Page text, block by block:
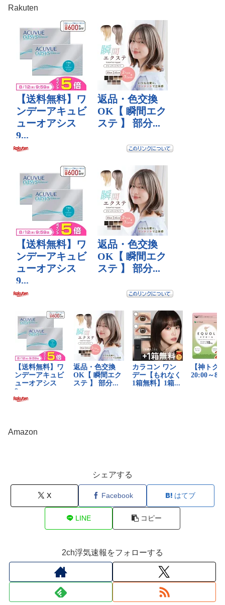
Rakuten
Amazon
シェアする
X Facebook はてブ
LINE コピー
2ch浮気速報をフォローする